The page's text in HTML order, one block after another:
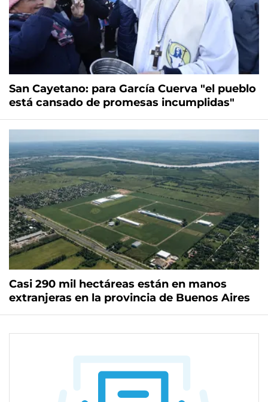
San Cayetano: para García Cuerva "el pueblo
está cansado de promesas incumplidas"
Casi 290 mil hectáreas están en manos
extranjeras en la provincia de Buenos Aires